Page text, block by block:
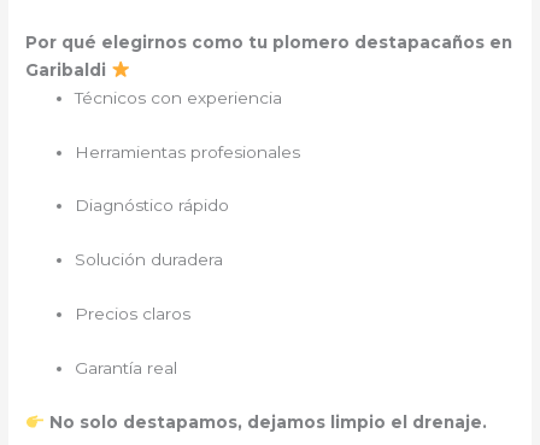
Por qué elegirnos como tu plomero destapacaños en
Garibaldi
Técnicos con experiencia
Herramientas profesionales
Diagnóstico rápido
Solución duradera
Precios claros
Garantía real
No solo destapamos, dejamos limpio el drenaje.